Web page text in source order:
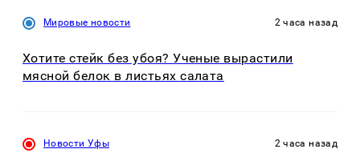
Мировые новости 2 часа назад
Хотите стейк без убоя? Ученые вырастили
мясной белок в листьях салата
Новости Уфы 2 часа назад